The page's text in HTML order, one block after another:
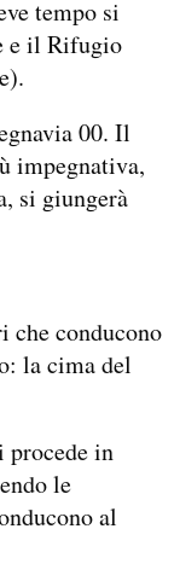
tempo si
e il Rifugio
00. Il
impegnativa,
si giungerà
che conducono
la cima del
procede in
le
al